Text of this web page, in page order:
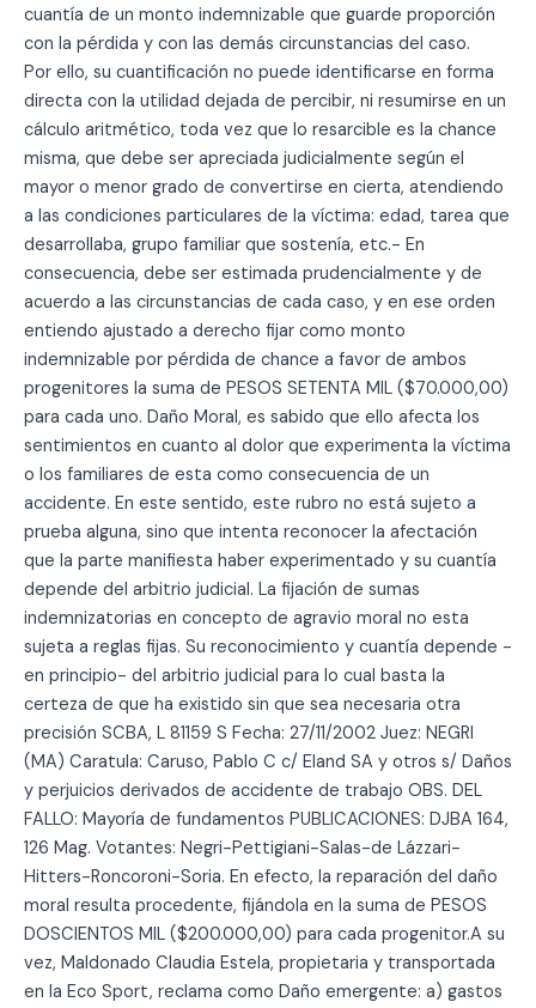
cuantía de un monto indemnizable que guarde proporción
con la pérdida y con las demás circunstancias del caso.
Por ello, su cuantificación no puede identificarse en forma
directa con la utilidad dejada de percibir, ni resumirse en un
cálculo aritmético, toda vez que lo resarcible es la chance
misma, que debe ser apreciada judicialmente según el
mayor o menor grado de convertirse en cierta, atendiendo
a las condiciones particulares de la víctima: edad, tarea que
desarrollaba, grupo familiar que sostenía, etc.- En
consecuencia, debe ser estimada prudencialmente y de
acuerdo a las circunstancias de cada caso, y en ese orden
entiendo ajustado a derecho fijar como monto
indemnizable por pérdida de chance a favor de ambos
progenitores la suma de PESOS SETENTA MIL ($70.000,00)
para cada uno. Daño Moral, es sabido que ello afecta los
sentimientos en cuanto al dolor que experimenta la víctima
o los familiares de esta como consecuencia de un
accidente. En este sentido, este rubro no está sujeto a
prueba alguna, sino que intenta reconocer la afectación
que la parte manifiesta haber experimentado y su cuantía
depende del arbitrio judicial. La fijación de sumas
indemnizatorias en concepto de agravio moral no esta
sujeta a reglas fijas. Su reconocimiento y cuantía depende -
en principio- del arbitrio judicial para lo cual basta la
certeza de que ha existido sin que sea necesaria otra
precisión SCBA, L 81159 S Fecha: 27/11/2002 Juez: NEGRI
(MA) Caratula: Caruso, Pablo C c/ Eland SA y otros s/ Daños
y perjuicios derivados de accidente de trabajo OBS. DEL
FALLO: Mayoría de fundamentos PUBLICACIONES: DJBA 164,
126 Mag. Votantes: Negri-Pettigiani-Salas-de Lázzari-
Hitters-Roncoroni-Soria. En efecto, la reparación del daño
moral resulta procedente, fijándola en la suma de PESOS
DOSCIENTOS MIL ($200.000,00) para cada progenitor.A su
vez, Maldonado Claudia Estela, propietaria y transportada
en la Eco Sport, reclama como Daño emergente: a) gastos